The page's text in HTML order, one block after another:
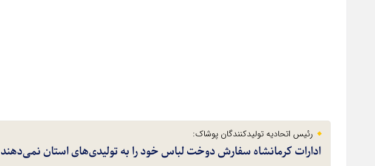
رئیس اتحادیه تولیدکنندگان پوشاک:
ادارات کرمانشاه سفارش دوخت لباس خود را به تولیدی‌های استان نمی‌دهند